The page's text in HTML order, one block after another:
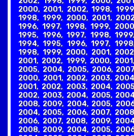
2000, 2001, 2002, 1998,
1998, 1999, 2000, 2001,
1996, 1997, 1998, 1999,
1995, 1996, 1997, 1998,
1994, 1995, 1996, 1997,
1998, 1999, 2000, 2001,
2001, 2002, 1999, 2000,
2005, 2004, 2005, 2006,
2000, 2001, 2002, 2003,
2001, 2002, 2003, 2004,
2002, 2003, 2004, 2005,
2008, 2009, 2004, 2005,
2004, 2005, 2006, 2007,
2006, 2007, 2008, 2009,
2008, 2009, 2004, 2005,